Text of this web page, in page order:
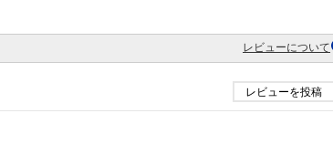
レビューについて
レビューを投稿